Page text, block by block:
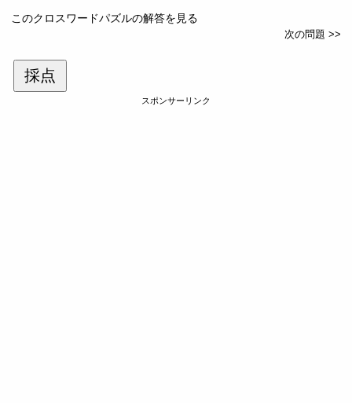
このクロスワードパズルの解答を見る
次の問題 >>
採点
スポンサーリンク